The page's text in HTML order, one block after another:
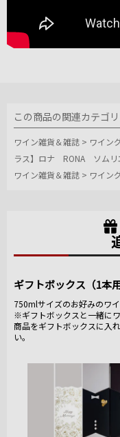
この商品の関連カテゴリ
ワイン雑貨＆雑誌 > ワイン
ラス】ロナ RONA ソム
ワイン雑貨＆雑誌 > ワイン
ギフトボックス（1本
750mlサイズのお好みのワ
※ギフトボックスと一緒に
商品をギフトボックスに入
い。